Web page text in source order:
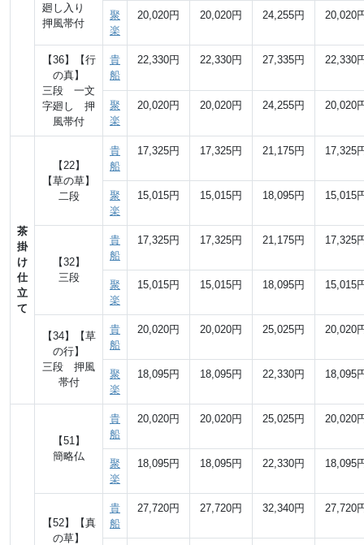
廻し入り
押風帯付
聚
楽
20,020円 20,020円 24,255円 20,020
【36】【行
の真】
三段 一文
字廻し 押
風帯付
貴
船
22,330円 22,330円 27,335円 22,330
聚
楽
20,020円 20,020円 24,255円 20,020
茶
掛
け
仕
立
て
【22】
【草の草】
二段
貴
船
17,325円 17,325円 21,175円 17,325
聚
楽
15,015円 15,015円 18,095円 15,015
【32】
三段
貴
船
17,325円 17,325円 21,175円 17,325
聚
楽
15,015円 15,015円 18,095円 15,015
【34】【草
の行】
三段 押風
帯付
貴
船
20,020円 20,020円 25,025円 20,020
聚
楽
18,095円 18,095円 22,330円 18,095
【51】
簡略仏
貴
船
20,020円 20,020円 25,025円 20,020
聚
楽
18,095円 18,095円 22,330円 18,095
【52】【真
の草】
貴
船
27,720円 27,720円 32,340円 27,720